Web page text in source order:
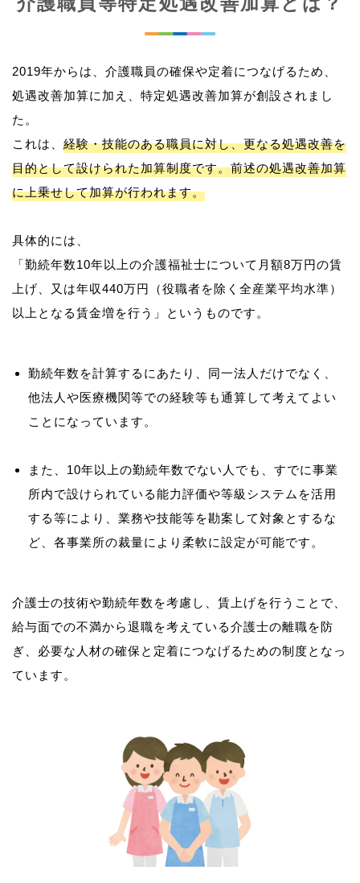
2019年からは、介護職員の確保や定着につなげるため、
処遇改善加算に加え、特定処遇改善加算が創設されまし
た。
これは、 経験・技能のある職員に対し、更なる処遇改善を
目的として設けられた加算制度です。前述の処遇改善加算
に上乗せして加算が行われます。
具体的には、
「勤続年数10年以上の介護福祉士について月額8万円の賃
上げ、又は年収440万円（役職者を除く全産業平均水準）
勤続年数を計算するにあたり、同一法人だけでなく、
他法人や医療機関等での経験等も通算して考えてよい
ことになっています。
また、10年以上の勤続年数でない人でも、すでに事業
所内で設けられている能力評価や等級システムを活用
する等により、業務や技能等を勘案して対象とするな
ど、各事業所の裁量により柔軟に設定が可能です。
介護士の技術や勤続年数を考慮し、賃上げを行うことで、
給与面での不満から退職を考えている介護士の離職を防
ぎ、必要な人材の確保と定着につなげるための制度となっ
ています。